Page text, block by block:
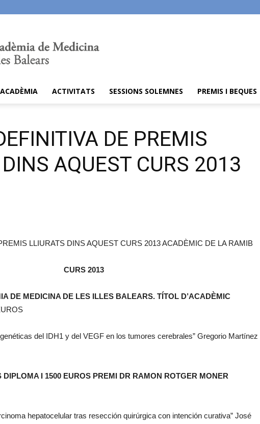
ACTIVITATS SESSIONS SOLEMNES PREMIS I BEQUES
DE PREMIS
AQUEST CURS 2013
LLIURATS DINS AQUEST CURS 2013 ACADÈMIC DE LA RAMIB
CURS 2013
DE MEDICINA DE LES ILLES BALEARS. TÍTOL D’ACADÈMIC
del IDH1 y del VEGF en los tumores cerebrales” Gregorio Martínez
DIPLOMA I 1500 EUROS PREMI DR RAMON ROTGER MONER
hepatocelular tras resección quirúrgica con intención curativa” José